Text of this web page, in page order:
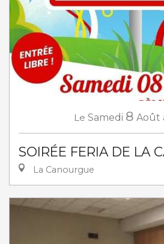
Le Samedi 8 Août
SOIRÉE FERIA DE LA
La Canourgue